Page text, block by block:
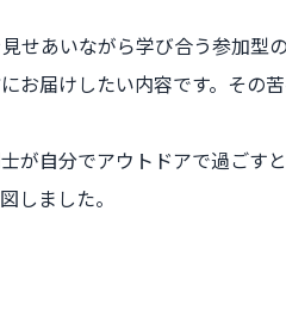
せあいながら学び合う参加
届けしたい内容です。その
が自分でアウトドアで過ごす
しました。